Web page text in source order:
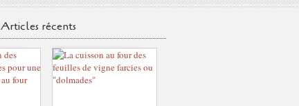
Articles récents